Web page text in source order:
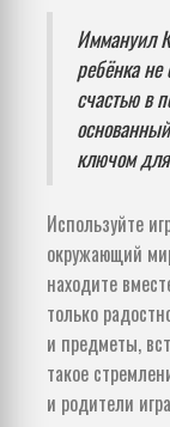
Иммануил
ребёнка не
счастью в
ключом
Используйте
окружающий
находите
только
и предметы,
такое
и родители